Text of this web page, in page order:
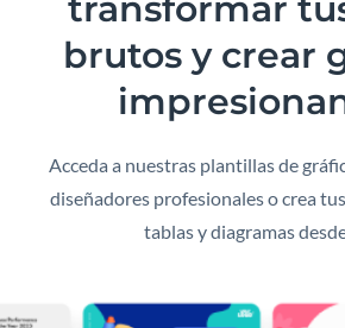
transformar
brutos y crear
Acceda a nuestras plantillas de
diseñadores profesionales o crea
tablas y diagramas